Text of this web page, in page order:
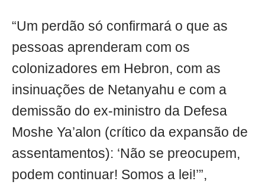
“Um perdão só confirmará o que as
pessoas aprenderam com os
colonizadores em Hebron, com as
insinuações de Netanyahu e com a
demissão do ex-ministro da Defesa
Moshe Ya’alon (crítico da expansão de
assentamentos): ‘Não se preocupem,
podem continuar! Somos a lei!’”,